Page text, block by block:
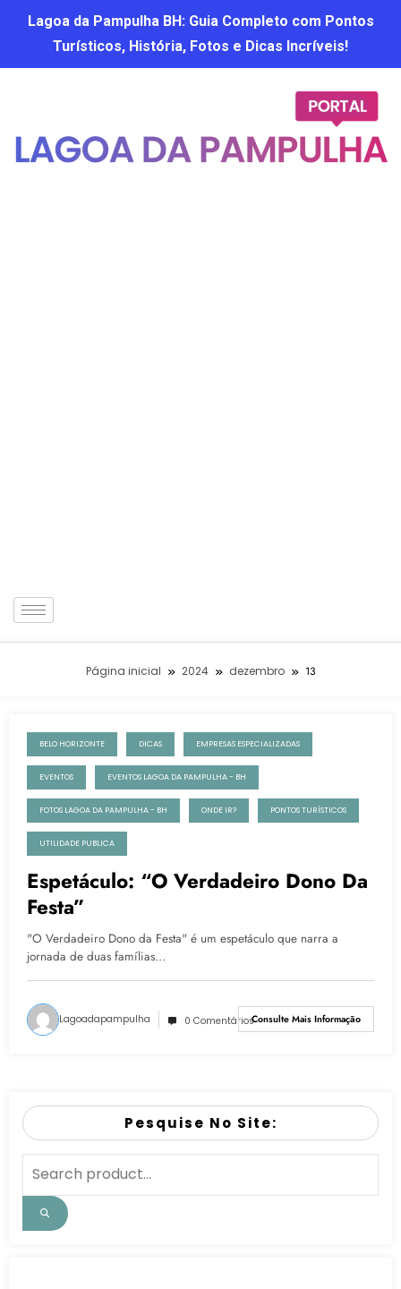
Lagoa da Pampulha BH: Guia Completo com Pontos
Turísticos, História, Fotos e Dicas Incríveis!
Página inicial 2024 dezembro 13
13 de dezembro de 2024
BELO HORIZONTE DICAS EMPRESAS ESPECIALIZADAS
EVENTOS EVENTOS LAGOA DA PAMPULHA - BH
FOTOS LAGOA DA PAMPULHA - BH ONDE IR? PONTOS TURÍSTICOS
UTILIDADE PUBLICA
Espetáculo: “O Verdadeiro Dono Da
Festa”
"O Verdadeiro Dono da Festa" é um espetáculo que narra a
jornada de duas famílias…
Lagoadapampulha 0 ComentáriosConsulte Mais Informação
Pesquise No Site: